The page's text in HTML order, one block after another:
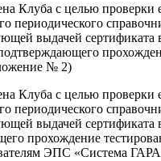
Клуба с целью проверки
периодического
выдачей сертификата
№ 2)
Клуба с целью проверки
периодического
выдачей сертификата
прохождение
ЭПС «Система